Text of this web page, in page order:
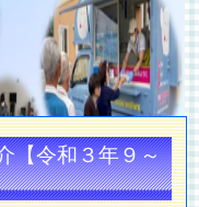
【令和３年９～